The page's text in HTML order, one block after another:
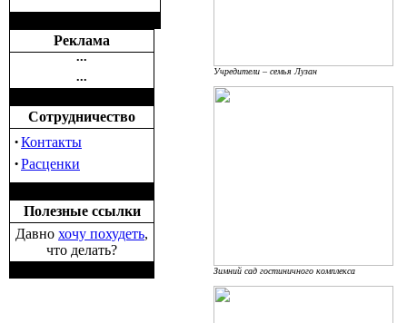
Реклама
•••
•••
Сотрудничество
·Контакты
·Расценки
Полезные ссылки
Давно хочу похудеть,
что делать?
Учредители – семья Лузан
Зимний сад гостиничного комплекса